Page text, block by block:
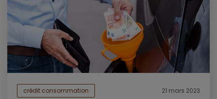
crédit consommation 21 mars 2023